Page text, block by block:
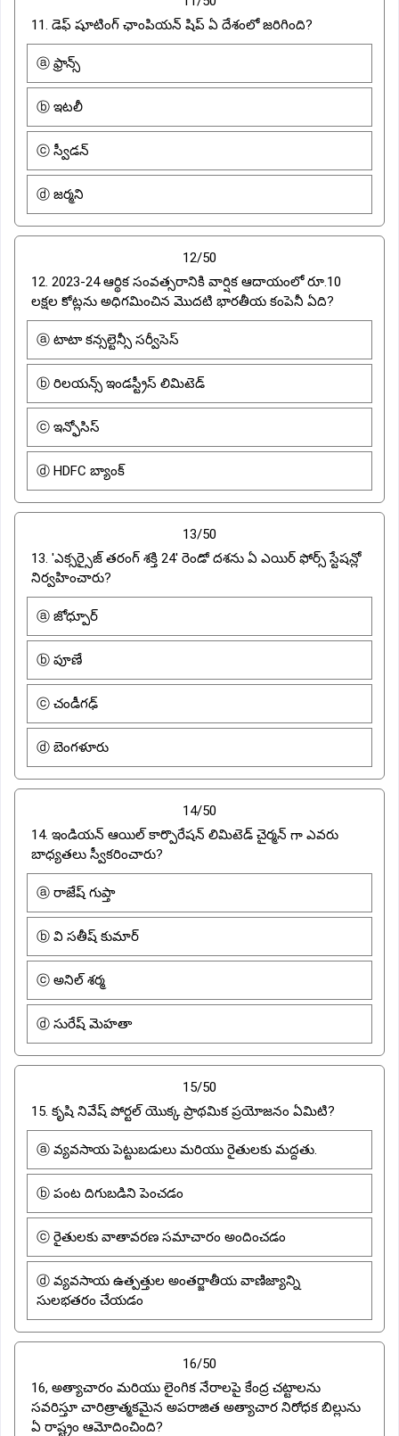
11. డెఫ్ షూటింగ్ ఛాంపియన్ షిప్ ఏ దేశంలో జరిగింది?
ⓐ ఫ్రాన్స్
ⓑ ఇటలీ
ⓒ స్వీడన్
ⓓ జర్మని
12/50
12. 2023-24 ఆర్థిక సంవత్సరానికి వార్షిక ఆదాయంలో రూ.10
లక్షల కోట్లను అధిగమించిన మొదటి భారతీయ కంపెనీ ఏది?
ⓐ టాటా కన్సల్టెన్సీ సర్వీసెస్
ⓑ రిలయన్స్ ఇండస్ట్రీస్ లిమిటెడ్
ⓒ ఇన్ఫోసిస్
ⓓ HDFC బ్యాంక్
13/50
13. 'ఎక్సర్సైజ్ తరంగ్ శక్తి 24' రెండో దశను ఏ ఎయిర్ ఫోర్స్ స్టేషన్లో
నిర్వహించారు?
ⓐ జోధ్పూర్
ⓑ పూణే
ⓒ చండీగఢ్
ⓓ బెంగళూరు
14/50
14. ఇండియన్ ఆయిల్ కార్పొరేషన్ లిమిటెడ్ చైర్మన్ గా ఎవరు
బాధ్యతలు స్వీకరించారు?
ⓐ రాజేష్ గుప్తా
ⓑ వి సతీష్ కుమార్
ⓒ అనిల్ శర్మ
ⓓ సురేష్ మెహతా
15/50
15. కృషి నివేష్ పోర్టల్ యొక్క ప్రాథమిక ప్రయోజనం ఏమిటి?
ⓐ వ్యవసాయ పెట్టుబడులు మరియు రైతులకు మద్దతు.
ⓑ పంట దిగుబడిని పెంచడం
ⓒ రైతులకు వాతావరణ సమాచారం అందించడం
ⓓ వ్యవసాయ ఉత్పత్తుల అంతర్జాతీయ వాణిజ్యాన్ని
సులభతరం చేయడం
16/50
16, అత్యాచారం మరియు లైంగిక నేరాలపై కేంద్ర చట్టాలను
సవరిస్తూ చారిత్రాత్మకమైన అపరాజిత అత్యాచార నిరోధక బిల్లును
ఏ రాష్ట్రం ఆమోదించింది?